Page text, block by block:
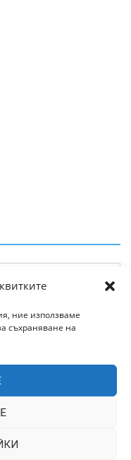
ние използваме
съхраняване на